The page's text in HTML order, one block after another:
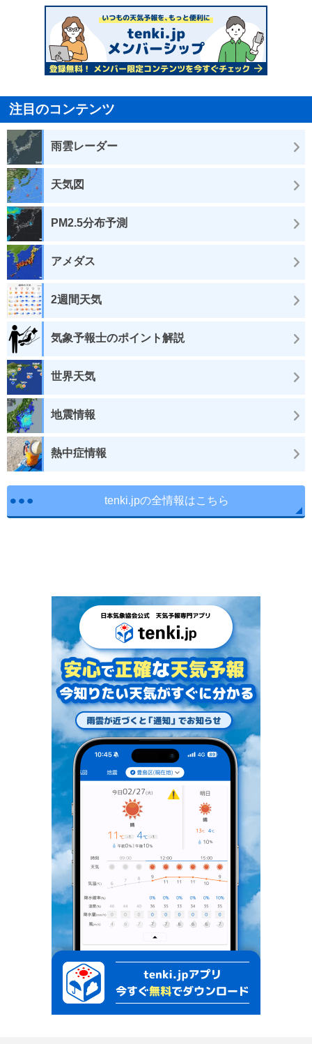
注目のコンテンツ
雨雲レーダー
天気図
PM2.5分布予測
アメダス
2週間天気
気象予報士のポイント解説
世界天気
地震情報
熱中症情報
tenki.jpの全情報はこちら